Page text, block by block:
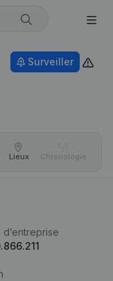
Surveiller
Lieux Chronologie
d’entreprise